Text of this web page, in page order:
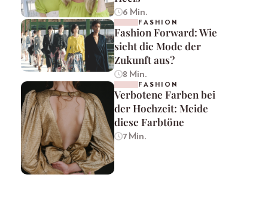
6 Min.
FASHION
Fashion Forward: Wie
sieht die Mode der
Zukunft aus?
8 Min.
FASHION
Verbotene Farben bei
der Hochzeit: Meide
diese Farbtöne
7 Min.